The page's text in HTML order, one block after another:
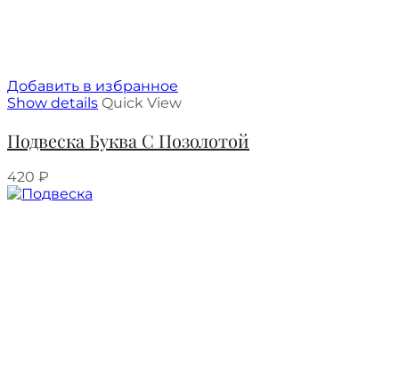
Добавить в избранное
Show details Quick View
Подвеска Буква С Позолотой
420 ₽